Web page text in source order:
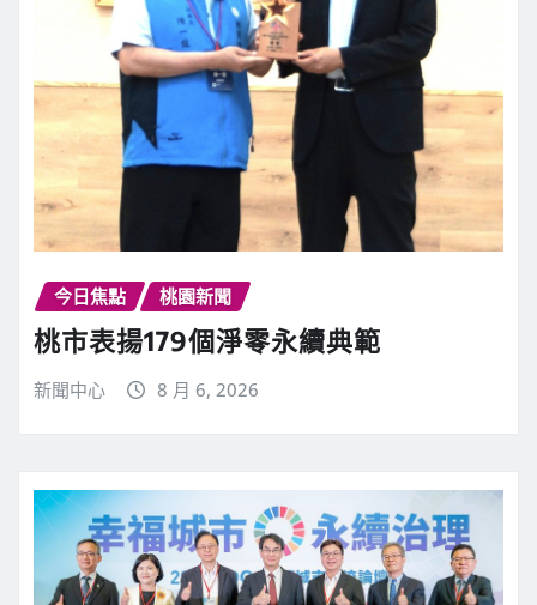
今日焦點 桃園新聞
桃市表揚179個淨零永續典範
新聞中心 8 月 6, 2026